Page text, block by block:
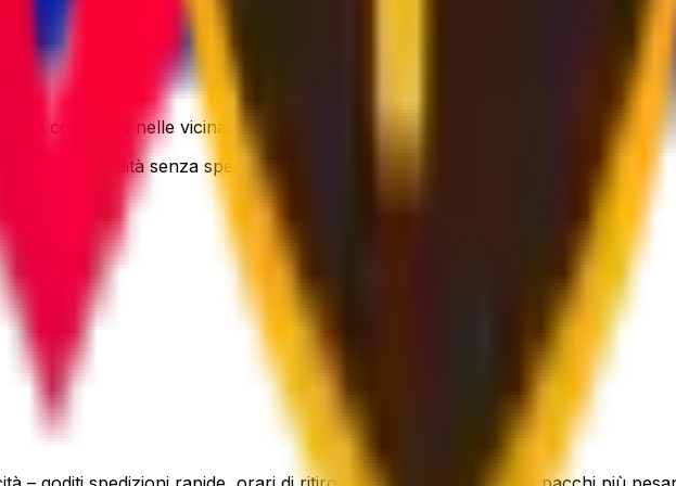
di consegna nelle vicinanze – più flessibile, ancora conveniente.
e comodità senza spendere una fortuna.